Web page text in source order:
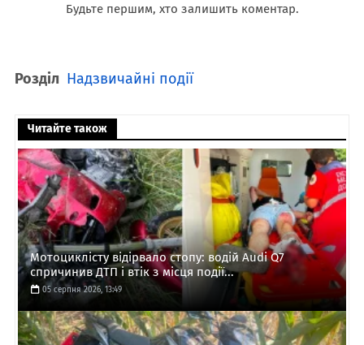
Будьте першим, хто залишить коментар.
Розділ Надзвичайні події
Читайте також
Мотоциклісту відірвало стопу: водій Audi Q7
спричинив ДТП і втік з місця події...
05 серпня 2026, 13:49